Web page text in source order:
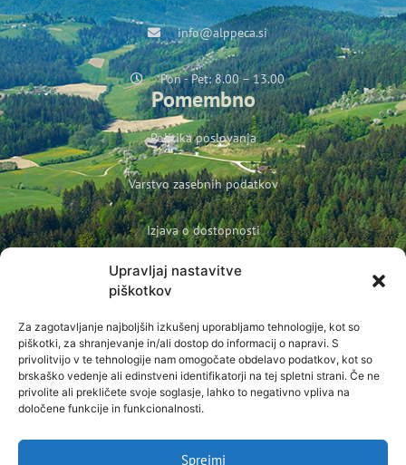
Upravljaj nastavitve
piškotkov
Za zagotavljanje najboljših izkušenj uporabljamo tehnologije, kot so
piškotki, za shranjevanje in/ali dostop do informacij o napravi. S
privolitvijo v te tehnologije nam omogočate obdelavo podatkov, kot so
brskaško vedenje ali edinstveni identifikatorji na tej spletni strani. Če ne
privolite ali prekličete svoje soglasje, lahko to negativno vpliva na
določene funkcije in funkcionalnosti.
Sprejmi
info@alppeca.si
Pon - Pet: 8.00 – 13.00
Pomembno
Politika poslovanja
Varstvo zasebnih podatkov
Izjava o dostopnosti
Politika podjetja o varovanju otrok in mladoletnih oseb
Prijava na novice
Ime
E-pošta
Prijavi se na novice